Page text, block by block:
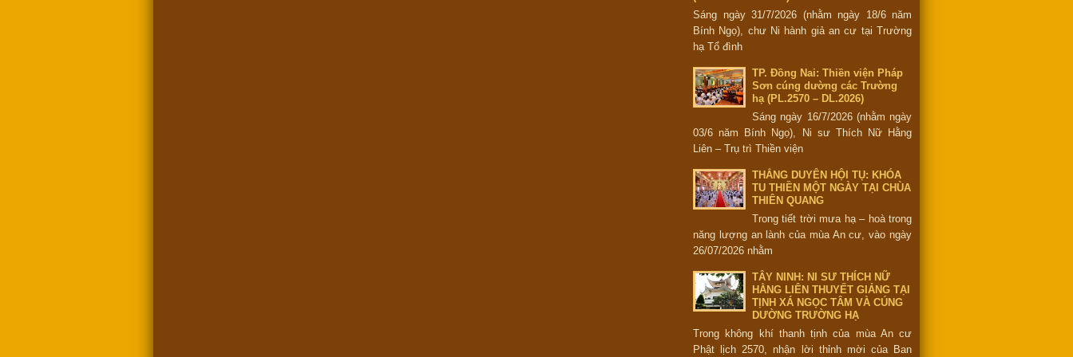
Sáng ngày 31/7/2026 (nhằm ngày 18/6 năm
Bính Ngọ), chư Ni hành giả an cư tại Trường
hạ Tổ đình
TP. Đồng Nai: Thiền viện Pháp
Sơn cúng dường các Trường
hạ (PL.2570 – DL.2026)
Sáng ngày 16/7/2026 (nhằm ngày
03/6 năm Bính Ngọ), Ni sư Thích Nữ Hằng
Liên – Trụ trì Thiền viện
THẮNG DUYÊN HỘI TỤ: KHÓA
TU THIỀN MỘT NGÀY TẠI CHÙA
THIÊN QUANG
Trong tiết trời mưa hạ – hoà trong
năng lượng an lành của mùa An cư, vào ngày
26/07/2026 nhằm
TÂY NINH: NI SƯ THÍCH NỮ
HẰNG LIÊN THUYẾT GIẢNG TẠI
TỊNH XÁ NGỌC TÂM VÀ CÚNG
DƯỜNG TRƯỜNG HẠ
Trong không khí thanh tịnh của mùa An cư
Phật lịch 2570, nhận lời thỉnh mời của Ban